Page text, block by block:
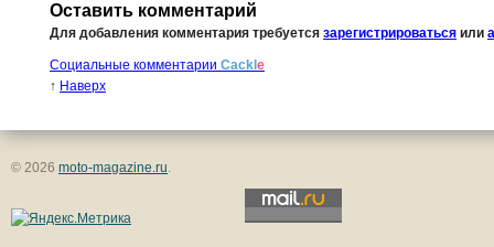
Оставить комментарий
Для добавления комментария требуется зарегистрироваться или
Социальные комментарии Cackle
↑ Наверх
© 2026 moto-magazine.ru